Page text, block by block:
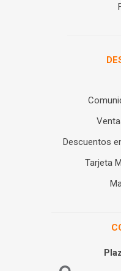
Descuentos
Tarjeta